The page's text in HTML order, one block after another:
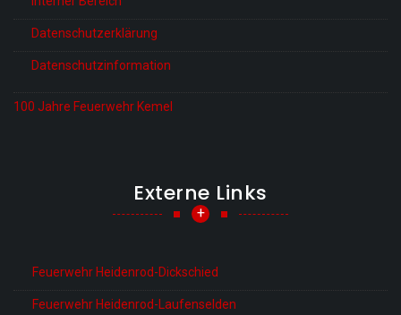
Datenschutzerklärung
Datenschutzinformation
100 Jahre Feuerwehr Kemel
Externe Links
+
Feuerwehr Heidenrod-Dickschied
Feuerwehr Heidenrod-Laufenselden